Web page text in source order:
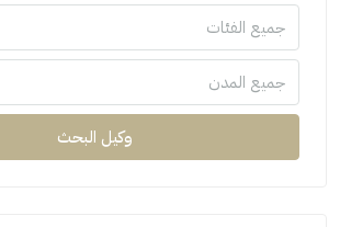
جميع الفئات
جميع المدن
وكيل البحث